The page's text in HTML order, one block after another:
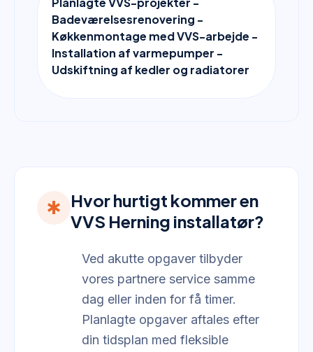
Badeværelsesrenovering -
Køkkenmontage med VVS-arbejde -
Installation af varmepumper -
Udskiftning af kedler og radiatorer
emergency
Hvor hurtigt kommer en
VVS Herning installatør?
Ved akutte opgaver tilbyder
vores partnere service samme
dag eller inden for få timer.
Planlagte opgaver aftales efter
din tidsplan med fleksible